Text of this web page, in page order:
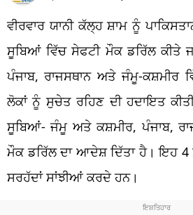
ਵੀਰਵਾਰ ਯਾਨੀ ਕੱਲ੍ਹ ਸ਼ਾਮ ਨੂੰ
ਸੂਬਿਆਂ ਵਿੱਚ ਸੇਫਟੀ ਮੌਕ ਡਰਿੱਲ ਕੀਤੇ
ਪੰਜਾਬ, ਰਾਜਸਥਾਨ ਅਤੇ ਜੰਮੂ-ਕਸ਼ਮੀਰ
ਲੋਕਾਂ ਨੂੰ ਸੁਚੇਤ ਰਹਿਣ ਦੀ ਹਦਾਇਤ
ਸੂਬਿਆਂ- ਜੰਮੂ ਅਤੇ ਕਸ਼ਮੀਰ, ਪੰਜਾਬ,
ਮੌਕ ਡਰਿੱਲ ਦਾ ਆਦੇਸ਼ ਦਿੱਤਾ ਹੈ। ਇਹ 4
ਸਰਹੱਦਾਂ ਸਾਂਝੀਆਂ ਕਰਦੇ ਹਨ।